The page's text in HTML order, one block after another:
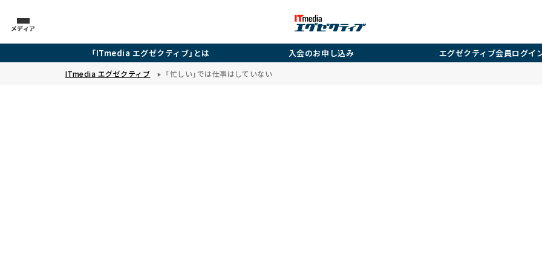
メディア
「ITmedia エグゼクティブ」とは 入会のお申し込み エグゼクティブ会員ログイ
ITmedia エグゼクティブ 「忙しい」では仕事はしていない